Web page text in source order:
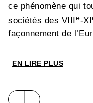
ce phénomène qui
sociétés des VIIIe-XI
façonnement de
évolutions internes
romain et les
EN LIRE PLUS